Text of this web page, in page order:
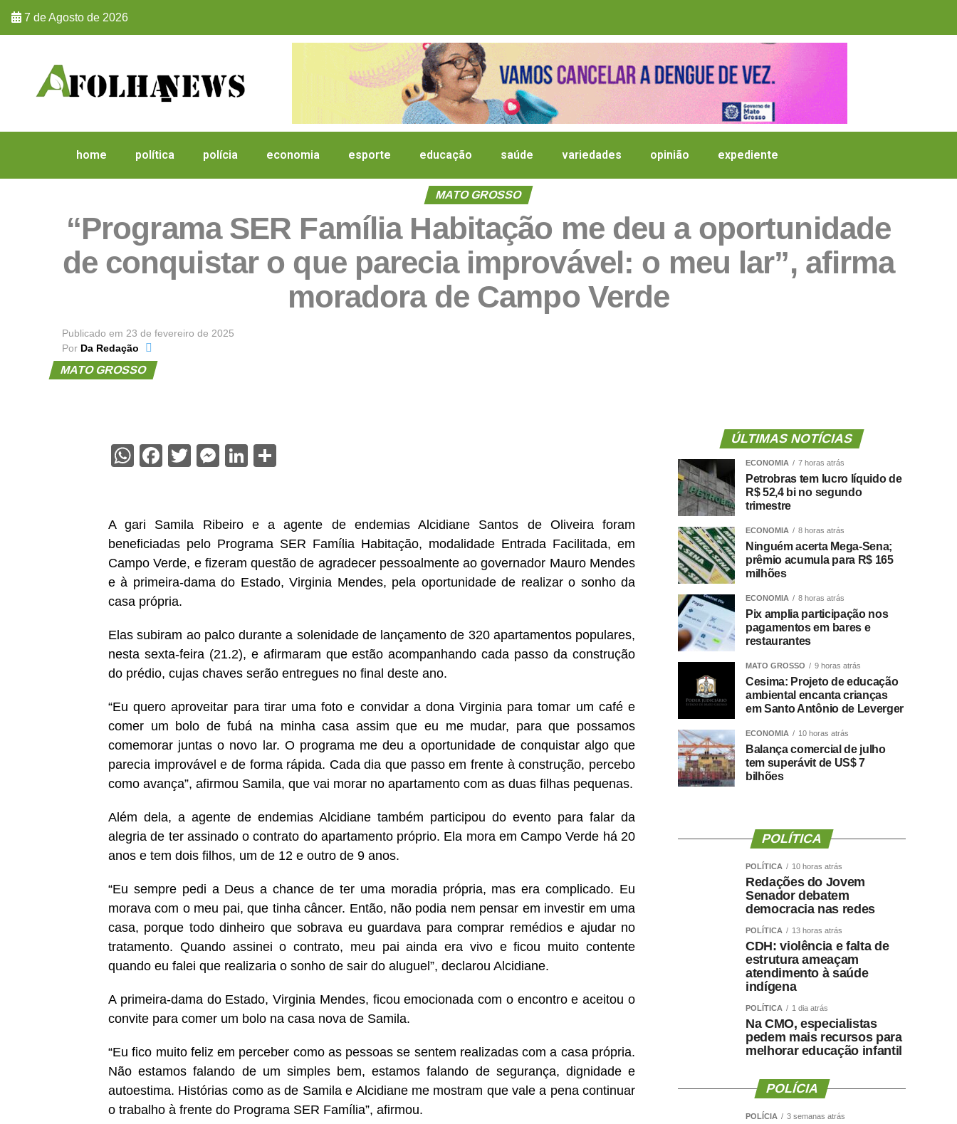
7 de Agosto de 2026
home política polícia economia esporte educação saúde variedades opinião expediente
MATO GROSSO
“Programa SER Família Habitação me deu a oportunidade
de conquistar o que parecia improvável: o meu lar”, afirma
moradora de Campo Verde
Publicado em 23 de fevereiro de 2025
Por Da Redação
MATO GROSSO
WhatsApp
Facebook
TwitterMessenger
LinkedIn
A gari Samila Ribeiro e a agente de endemias Alcidiane Santos de Oliveira foram
beneficiadas pelo Programa SER Família Habitação, modalidade Entrada Facilitada, em
Campo Verde, e fizeram questão de agradecer pessoalmente ao governador Mauro Mendes
e à primeira-dama do Estado, Virginia Mendes, pela oportunidade de realizar o sonho da
casa própria.
Elas subiram ao palco durante a solenidade de lançamento de 320 apartamentos populares,
nesta sexta-feira (21.2), e afirmaram que estão acompanhando cada passo da construção
do prédio, cujas chaves serão entregues no final deste ano.
“Eu quero aproveitar para tirar uma foto e convidar a dona Virginia para tomar um café e
comer um bolo de fubá na minha casa assim que eu me mudar, para que possamos
comemorar juntas o novo lar. O programa me deu a oportunidade de conquistar algo que
parecia improvável e de forma rápida. Cada dia que passo em frente à construção, percebo
como avança”, afirmou Samila, que vai morar no apartamento com as duas filhas pequenas.
Além dela, a agente de endemias Alcidiane também participou do evento para falar da
alegria de ter assinado o contrato do apartamento próprio. Ela mora em Campo Verde há 20
anos e tem dois filhos, um de 12 e outro de 9 anos.
“Eu sempre pedi a Deus a chance de ter uma moradia própria, mas era complicado. Eu
morava com o meu pai, que tinha câncer. Então, não podia nem pensar em investir em uma
casa, porque todo dinheiro que sobrava eu guardava para comprar remédios e ajudar no
tratamento. Quando assinei o contrato, meu pai ainda era vivo e ficou muito contente
quando eu falei que realizaria o sonho de sair do aluguel”, declarou Alcidiane.
A primeira-dama do Estado, Virginia Mendes, ficou emocionada com o encontro e aceitou o
convite para comer um bolo na casa nova de Samila.
“Eu fico muito feliz em perceber como as pessoas se sentem realizadas com a casa própria.
Não estamos falando de um simples bem, estamos falando de segurança, dignidade e
autoestima. Histórias como as de Samila e Alcidiane me mostram que vale a pena continuar
o trabalho à frente do Programa SER Família”, afirmou.
ÚLTIMAS NOTÍCIAS
ECONOMIA 7 horas atrás
Petrobras tem lucro líquido de
R$ 52,4 bi no segundo
trimestre
ECONOMIA 8 horas atrás
Ninguém acerta Mega-Sena;
prêmio acumula para R$ 165
milhões
ECONOMIA 8 horas atrás
Pix amplia participação nos
pagamentos em bares e
restaurantes
MATO GROSSO 9 horas atrás
Cesima: Projeto de educação
ambiental encanta crianças
em Santo Antônio de Leverger
ECONOMIA 10 horas atrás
Balança comercial de julho
tem superávit de US$ 7
bilhões
POLÍTICA
POLÍTICA 10 horas atrás
Redações do Jovem
Senador debatem
democracia nas redes
POLÍTICA 13 horas atrás
CDH: violência e falta de
estrutura ameaçam
atendimento à saúde
indígena
POLÍTICA 1 dia atrás
Na CMO, especialistas
pedem mais recursos para
melhorar educação infantil
POLÍCIA
POLÍCIA 3 semanas atrás